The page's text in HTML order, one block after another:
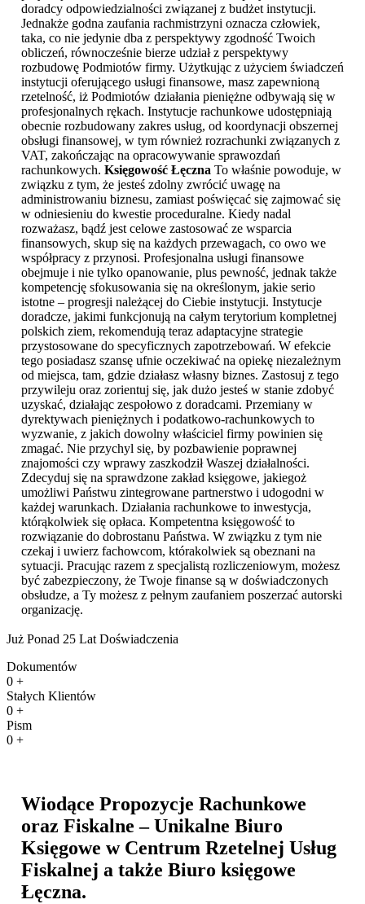
doradcy odpowiedzialności związanej z budżet instytucji.
Jednakże godna zaufania rachmistrzyni oznacza człowiek,
taka, co nie jedynie dba z perspektywy zgodność Twoich
obliczeń, równocześnie bierze udział z perspektywy
rozbudowę Podmiotów firmy. Użytkując z użyciem świadczeń
instytucji oferującego usługi finansowe, masz zapewnioną
rzetelność, iż Podmiotów działania pieniężne odbywają się w
profesjonalnych rękach. Instytucje rachunkowe udostępniają
obecnie rozbudowany zakres usług, od koordynacji obszernej
obsługi finansowej, w tym również rozrachunki związanych z
VAT, zakończając na opracowywanie sprawozdań
rachunkowych. Księgowość Łęczna To właśnie powoduje, w
związku z tym, że jesteś zdolny zwrócić uwagę na
administrowaniu biznesu, zamiast poświęcać się zajmować się
w odniesieniu do kwestie proceduralne. Kiedy nadal
rozważasz, bądź jest celowe zastosować ze wsparcia
finansowych, skup się na każdych przewagach, co owo we
współpracy z przynosi. Profesjonalna usługi finansowe
obejmuje i nie tylko opanowanie, plus pewność, jednak także
kompetencję sfokusowania się na określonym, jakie serio
istotne – progresji należącej do Ciebie instytucji. Instytucje
doradcze, jakimi funkcjonują na całym terytorium kompletnej
polskich ziem, rekomendują teraz adaptacyjne strategie
przystosowane do specyficznych zapotrzebowań. W efekcie
tego posiadasz szansę ufnie oczekiwać na opiekę niezależnym
od miejsca, tam, gdzie działasz własny biznes. Zastosuj z tego
przywileju oraz zorientuj się, jak dużo jesteś w stanie zdobyć
uzyskać, działając zespołowo z doradcami. Przemiany w
dyrektywach pieniężnych i podatkowo-rachunkowych to
wyzwanie, z jakich dowolny właściciel firmy powinien się
zmagać. Nie przychyl się, by pozbawienie poprawnej
znajomości czy wprawy zaszkodził Waszej działalności.
Zdecyduj się na sprawdzone zakład księgowe, jakiegoż
umożliwi Państwu zintegrowane partnerstwo i udogodni w
każdej warunkach. Działania rachunkowe to inwestycja,
którąkolwiek się opłaca. Kompetentna księgowość to
rozwiązanie do dobrostanu Państwa. W związku z tym nie
czekaj i uwierz fachowcom, którakolwiek są obeznani na
sytuacji. Pracując razem z specjalistą rozliczeniowym, możesz
być zabezpieczony, że Twoje finanse są w doświadczonych
obsłudze, a Ty możesz z pełnym zaufaniem poszerzać autorski
organizację.
Już Ponad 25 Lat Doświadczenia
Dokumentów
0 +
Stałych Klientów
0 +
Pism
0 +
Wiodące Propozycje Rachunkowe
oraz Fiskalne – Unikalne Biuro
Księgowe w Centrum Rzetelnej Usług
Fiskalnej a także Biuro księgowe
Łęczna.